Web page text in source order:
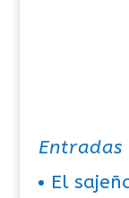
Entradas
El